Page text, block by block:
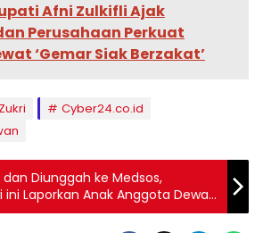
Afni Zulkifli Ajak
Perusahaan Perkuat
‘Gemar Siak Berzakat’
Cyber24.co.id
dan Diunggah ke Medsos,
ini Laporkan Anak Anggota Dewan